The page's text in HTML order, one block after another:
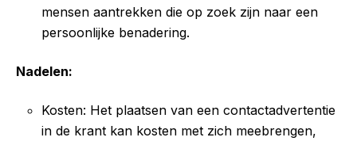
mensen aantrekken die op zoek zijn naar een
persoonlijke benadering.
Nadelen:
Kosten: Het plaatsen van een contactadvertentie
in de krant kan kosten met zich meebrengen,